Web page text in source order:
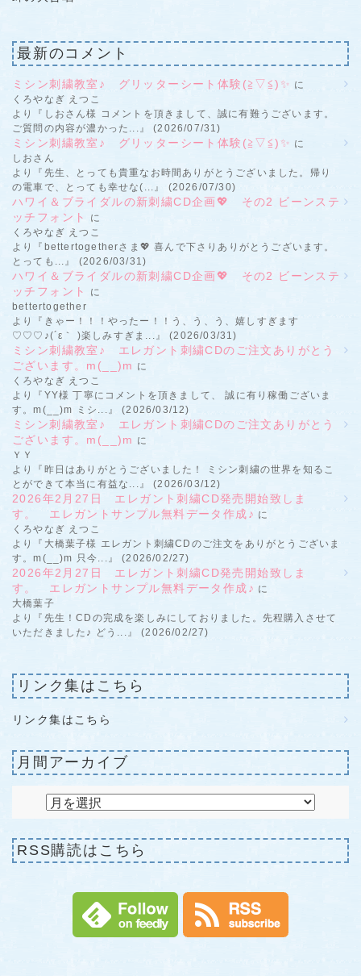
最新のコメント
ミシン刺繍教室♪ グリッターシート体験(≧▽≦)✨ に
くろやなぎ えつこ
より『しおさん様 コメントを頂きまして、誠に有難うございます。
ご質問の内容が濃かった...』 (2026/07/31)
ミシン刺繍教室♪ グリッターシート体験(≧▽≦)✨ に
しおさん
より『先生、とっても貴重なお時間ありがとうございました。帰り
の電車で、とっても幸せな(...』 (2026/07/30)
ハワイ＆ブライダルの新刺繍CD企画💖 その2 ビーンステ
ッチフォント
に
くろやなぎ えつこ
より『bettertogetherさま💖 喜んで下さりありがとうございます。
とっても...』 (2026/03/31)
ハワイ＆ブライダルの新刺繍CD企画💖 その2 ビーンステ
ッチフォント
に
bettertogether
より『きゃー！！！やったー！！う、う、う、嬉しすぎます
♡♡♡♪(´ε｀ )楽しみすぎま...』 (2026/03/31)
ミシン刺繍教室♪ エレガント刺繍CDのご注文ありがとう
ございます。m(__)m に
くろやなぎ えつこ
より『YY様 丁寧にコメントを頂きまして、 誠に有り稼働ございま
す。m(__)m ミシ...』 (2026/03/12)
ミシン刺繍教室♪ エレガント刺繍CDのご注文ありがとう
ございます。m(__)m に
ＹＹ
より『昨日はありがとうございました！ ミシン刺繍の世界を知るこ
とができて本当に有益な...』 (2026/03/12)
2026年2月27日 エレガント刺繍CD発売開始致しま
す。 エレガントサンプル無料データ作成♪ に
くろやなぎ えつこ
より『大橋葉子様 エレガント刺繍CDのご注文をありがとうございま
す。m(__)m 只今...』 (2026/02/27)
2026年2月27日 エレガント刺繍CD発売開始致しま
す。 エレガントサンプル無料データ作成♪ に
大橋葉子
より『先生！CDの完成を楽しみにしておりました。先程購入させて
いただきました♪ どう...』 (2026/02/27)
リンク集はこちら
リンク集はこちら
月間アーカイブ
RSS購読はこちら